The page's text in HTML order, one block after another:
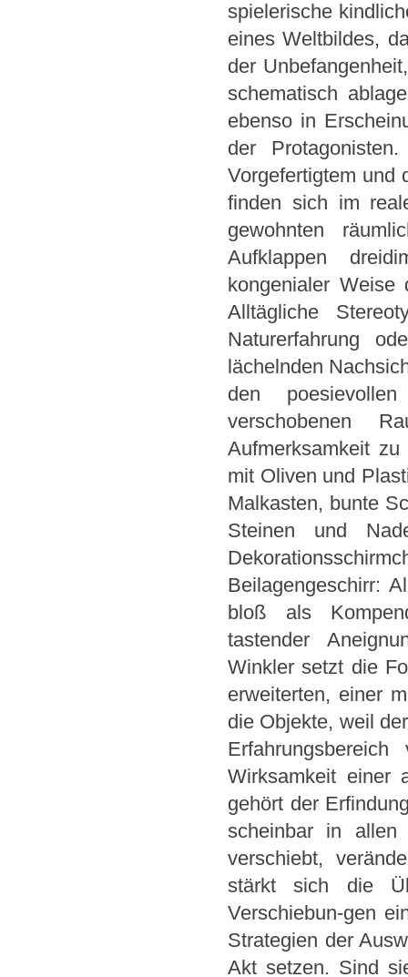
spielerische
eines Weltbildes,
der
schematisch
ebenso in
der
Vorgefertigtem und
finden sich im
gewohnten
Aufklappen
kongenialer
Alltägliche
Naturerfahrung
lächelnden
den
verschobenen
Aufmerksamkeit
mit Oliven und
Malkasten, bunte
Steinen und
Beilagengeschirr:
bloß als
tastender
Winkler setzt die
erweiterten, einer
die Objekte, weil
Wirksamkeit einer
gehört der
scheinbar in allen
verschiebt,
stärkt sich die
Verschiebun-gen
Strategien der
Akt setzen. Sind